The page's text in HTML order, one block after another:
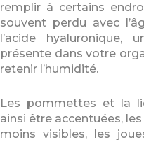
remplir à certains
souvent perdu avec
l’acide hyaluronique,
présente dans votre
retenir l’humidité.
Les pommettes et la
ainsi être accentuées,
moins visibles, les